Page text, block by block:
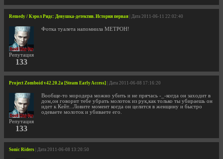
Remedy / Кэрол Ридс: Девушка-детектив. История первая | Дата 2011-06-11 22:02:40
Репутация
133
Фотка туалета напомнила МЕТРОН!
Project Zomboid v42.20.2a [Steam Early Access] | Дата 2011-06-08 17:16:20
Репутация
133
Вообще-то мородера можно убить и не прячась -_-когда он заходит в
дом,он говорит тебе убрать молоток из рук,как только ты убираешь он
идет к Кейт...Ловите момент когда он целится в женщину и быстро
одеваете молоток и убиваете его.
Sonic Riders | Дата 2011-06-08 13:20:50